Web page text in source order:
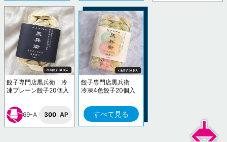
餃子専門店黒兵衛 冷
凍プレーン餃子20個入
69-A 300 AP
餃子専門店黒兵衛
冷凍4色餃子20個入
すべて見る